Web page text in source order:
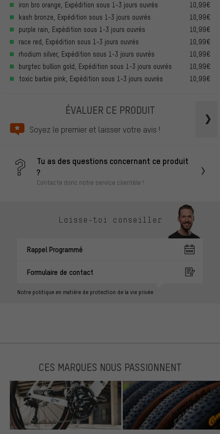
iron bro orange, Expédition sous 1-3 jours ouvrés
10,99€
kash bronze, Expédition sous 1-3 jours ouvrés
10,99€
purple rain, Expédition sous 1-3 jours ouvrés
10,99€
race red, Expédition sous 1-3 jours ouvrés
10,99€
rhodium silver, Expédition sous 1-3 jours ouvrés
10,99€
burgtec bullion gold, Expédition sous 1-3 jours ouvrés
10,99€
toxic barbie pink, Expédition sous 1-3 jours ouvrés
10,99€
ÉVALUER CE PRODUIT
Soyez le premier et laisser votre avis !
Tu as des questions concernant ce produit
?
Contacte donc notre service clientèle !
Laisse-toi conseiller
Rappel Programmé
Formulaire de contact
Notre politique en matière de protection de la vie privée
CES MARQUES NOUS PASSIONNENT